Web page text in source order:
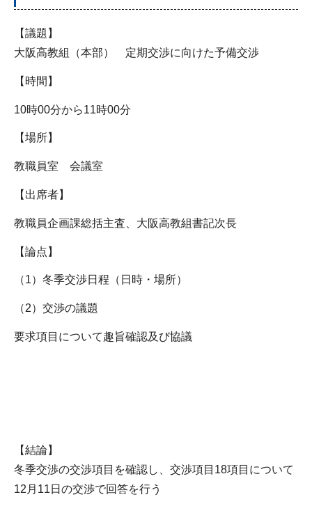
【議題】
大阪高教組（本部） 定期交渉に向けた予備交渉
【時間】
10時00分から11時00分
【場所】
教職員室 会議室
【出席者】
教職員企画課総括主査、大阪高教組書記次長
【論点】
（1）冬季交渉日程（日時・場所）
（2）交渉の議題
要求項目について趣旨確認及び協議
【結論】
冬季交渉の交渉項目を確認し、交渉項目18項目について
12月11日の交渉で回答を行う